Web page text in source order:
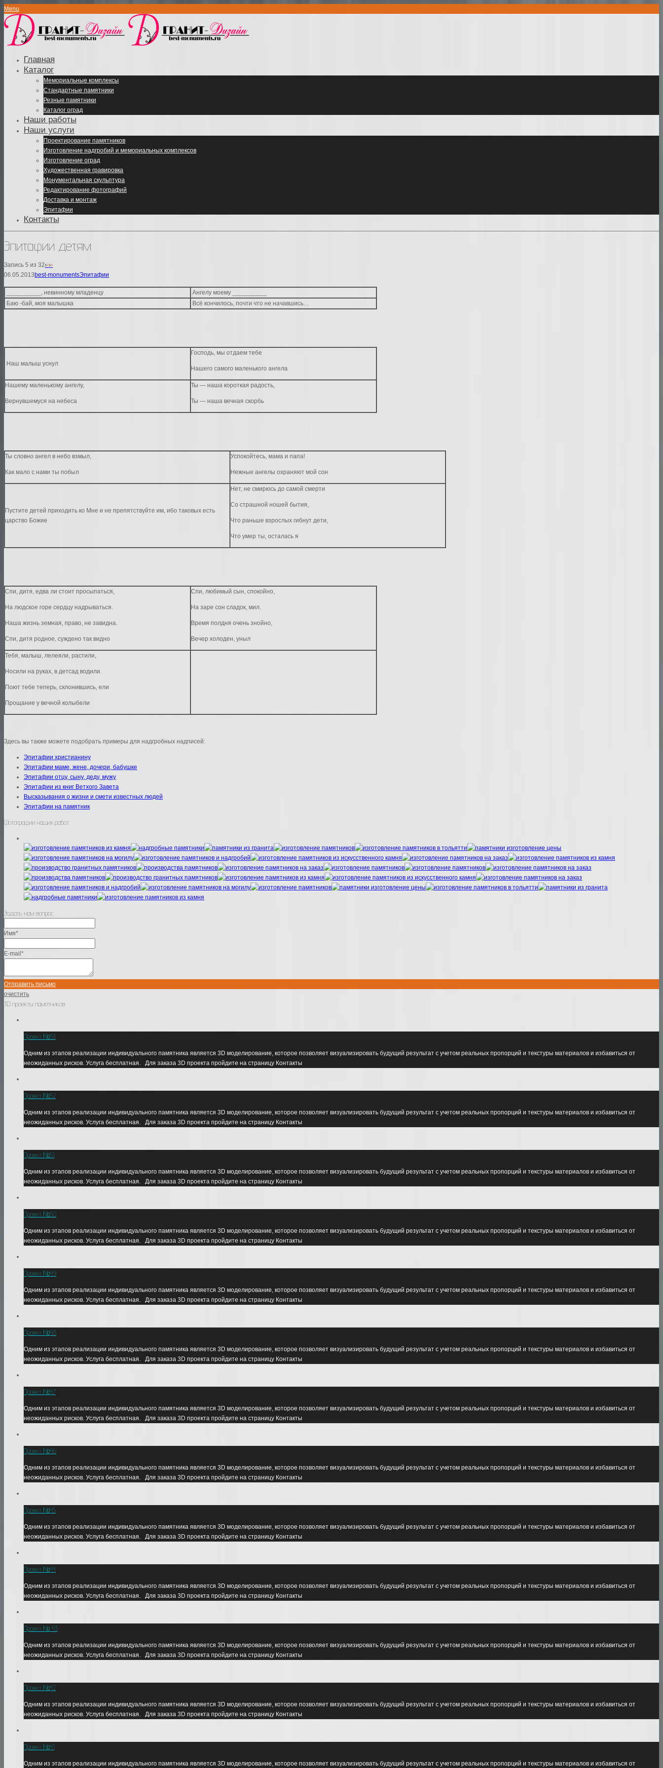
Menu
Главная
Каталог
Мемориальные комплексы
Стандартные памятники
Резные памятники
Каталог оград
Наши работы
Наши услуги
Проектирование памятников
Изготовление надгробий и мемориальных комплексов
Изготовление оград
Художественная гравировка
Монументальная скульптура
Редактирование фотографий
Доставка и монтаж
Эпитафии
Контакты
Эпитафии детям
Запись 5 из 32‹‹››
06.05.2013best-monumentsЭпитафии
__________, невинному младенцу
Ангелу моему __________
Баю -бай, моя малышка
Всё кончилось, почти что не начавшись…
Наш малыш уснул
Господь, мы отдаем тебе
Нашего самого маленького ангела
Нашему маленькому ангелу,
Вернувшемуся на небеса
Ты — наша короткая радость,
Ты — наша вечная скорбь
Ты словно ангел в небо взмыл,
Как мало с нами ты побыл
Успокойтесь, мама и папа!
Нежные ангелы охраняют мой сон
Пустите детей приходить ко Мне и не препятствуйте им, ибо таковых есть
царство Божие
Нет, не смирюсь до самой смерти
Со страшной ношей бытия,
Что раньше взрослых гибнут дети,
Что умер ты, осталась я
Спи, дитя, едва ли стоит просыпаться,
На людское горе сердцу надрываться.
Наша жизнь земная, право, не завидна.
Спи, дитя родное, суждено так видно
Спи, любимый сын, спокойно,
На заре сон сладок, мил.
Время полдня очень знойно,
Вечер холоден, уныл
Тебя, малыш, лелеяли, растили,
Носили на руках, в детсад водили.
Поют тебе теперь, склонившись, ели
Прощание у вечной колыбели
Здесь вы также можете подобрать примеры для надгробных надписей:
Эпитафии христианину
Эпитафии маме, жене, дочери, бабушке
Эпитафии отцу, сыну, деду, мужу
Эпитафии из книг Ветхого Завета
Высказывания о жизни и смети известных людей
Эпитафии на памятник
Фотографии наших работ
Задать нам вопрос
Имя*
E-mail*
Отправить письмо
очистить
3D проекты памятников
Проект №53
Одним из этапов реализации индивидуального памятника является 3D моделирование, которое позволяет визуализировать будущий результат с учетом реальных пропорций и текстуры материалов и избавиться от
неожиданных рисков. Услуга бесплатная. Для заказа 3D проекта пройдите на страницу Контакты
Проект №52
Одним из этапов реализации индивидуального памятника является 3D моделирование, которое позволяет визуализировать будущий результат с учетом реальных пропорций и текстуры материалов и избавиться от
неожиданных рисков. Услуга бесплатная. Для заказа 3D проекта пройдите на страницу Контакты
Проект №51
Одним из этапов реализации индивидуального памятника является 3D моделирование, которое позволяет визуализировать будущий результат с учетом реальных пропорций и текстуры материалов и избавиться от
неожиданных рисков. Услуга бесплатная. Для заказа 3D проекта пройдите на страницу Контакты
Проект №50
Одним из этапов реализации индивидуального памятника является 3D моделирование, которое позволяет визуализировать будущий результат с учетом реальных пропорций и текстуры материалов и избавиться от
неожиданных рисков. Услуга бесплатная. Для заказа 3D проекта пройдите на страницу Контакты
Проект №49
Одним из этапов реализации индивидуального памятника является 3D моделирование, которое позволяет визуализировать будущий результат с учетом реальных пропорций и текстуры материалов и избавиться от
неожиданных рисков. Услуга бесплатная. Для заказа 3D проекта пройдите на страницу Контакты
Проект №48
Одним из этапов реализации индивидуального памятника является 3D моделирование, которое позволяет визуализировать будущий результат с учетом реальных пропорций и текстуры материалов и избавиться от
неожиданных рисков. Услуга бесплатная. Для заказа 3D проекта пройдите на страницу Контакты
Проект №47
Одним из этапов реализации индивидуального памятника является 3D моделирование, которое позволяет визуализировать будущий результат с учетом реальных пропорций и текстуры материалов и избавиться от
неожиданных рисков. Услуга бесплатная. Для заказа 3D проекта пройдите на страницу Контакты
Проект №46
Одним из этапов реализации индивидуального памятника является 3D моделирование, которое позволяет визуализировать будущий результат с учетом реальных пропорций и текстуры материалов и избавиться от
неожиданных рисков. Услуга бесплатная. Для заказа 3D проекта пройдите на страницу Контакты
Проект №45
Одним из этапов реализации индивидуального памятника является 3D моделирование, которое позволяет визуализировать будущий результат с учетом реальных пропорций и текстуры материалов и избавиться от
неожиданных рисков. Услуга бесплатная. Для заказа 3D проекта пройдите на страницу Контакты
Проект №44
Одним из этапов реализации индивидуального памятника является 3D моделирование, которое позволяет визуализировать будущий результат с учетом реальных пропорций и текстуры материалов и избавиться от
неожиданных рисков. Услуга бесплатная. Для заказа 3D проекта пройдите на страницу Контакты
Проект № 43
Одним из этапов реализации индивидуального памятника является 3D моделирование, которое позволяет визуализировать будущий результат с учетом реальных пропорций и текстуры материалов и избавиться от
неожиданных рисков. Услуга бесплатная. Для заказа 3D проекта пройдите на страницу Контакты
Проект №42
Одним из этапов реализации индивидуального памятника является 3D моделирование, которое позволяет визуализировать будущий результат с учетом реальных пропорций и текстуры материалов и избавиться от
неожиданных рисков. Услуга бесплатная. Для заказа 3D проекта пройдите на страницу Контакты
Проект №41
Одним из этапов реализации индивидуального памятника является 3D моделирование, которое позволяет визуализировать будущий результат с учетом реальных пропорций и текстуры материалов и избавиться от